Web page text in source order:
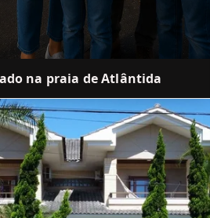
na praia de Atlântida